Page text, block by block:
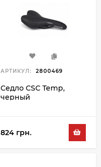
АРТИКУЛ: 2800469
Седло CSC Temp,
черный
824 грн.